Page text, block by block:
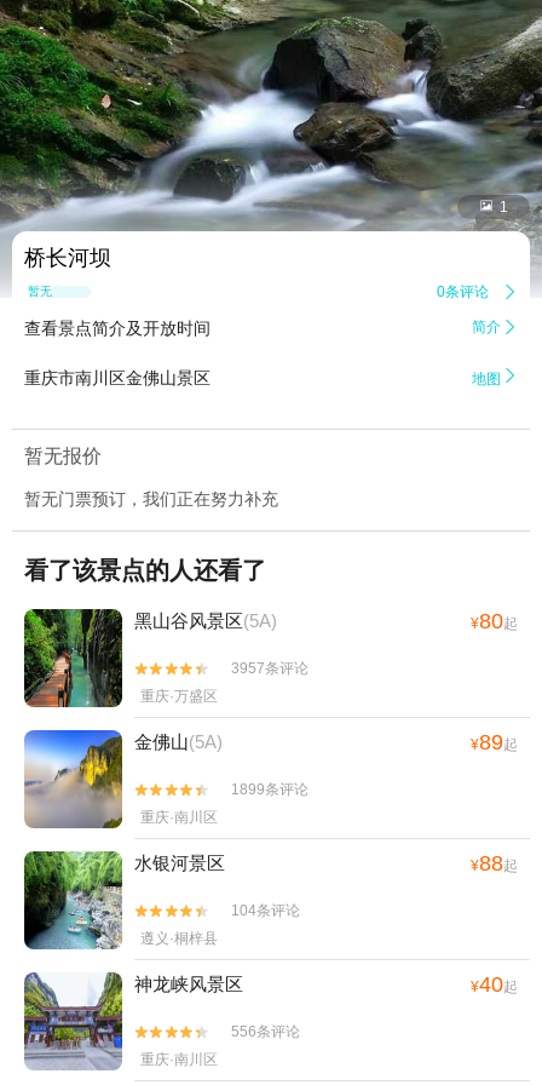
 1
桥长河坝
暂无点评 0条评论 
查看景点简介及开放时间 简介 
重庆市南川区金佛山景区 地图 
暂无报价
暂无门票预订，我们正在努力补充
看了该景点的人还看了
黑山谷风景区(5A) ¥80起


3957条评论
重庆·万盛区
金佛山(5A) ¥89起


1899条评论
重庆·南川区
水银河景区 ¥88起


104条评论
遵义·桐梓县
神龙峡风景区 ¥40起


556条评论
重庆·南川区
